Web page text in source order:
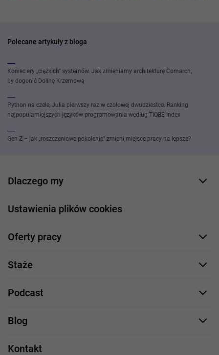
Polecane artykuły z bloga
Koniec ery „ciężkich” systemów. Jak zmieniamy architekturę Comarch,
by dogonić Dolinę Krzemową
Python na czele, Julia pierwszy raz w czołowej dwudziestce. Ranking
najpopularniejszych języków programowania według TIOBE Index
Gen Z – jak „roszczeniowe pokolenie” zmieni miejsce pracy na lepsze?
Dlaczego my
Nasi pracownicy
Nasze projekty
Profile zawodowe
Ustawienia plików cookies
Oferty pracy
Formularz aplikacyjny
.NET
C++
Staże
Staże IT
Podcast
Comarch Careers
Blog
Praca w IT
Kontakt